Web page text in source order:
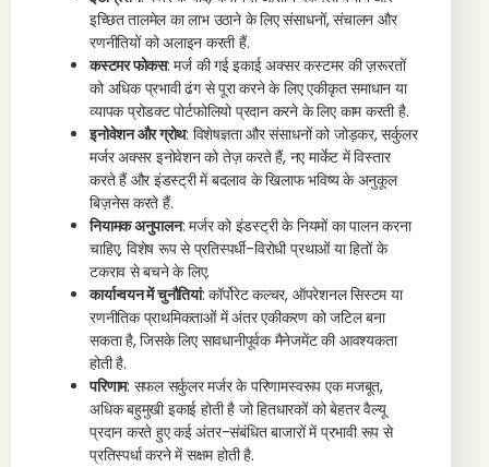
इच्छित तालमेल का लाभ उठाने के लिए संसाधनों, संचालन और
रणनीतियों को अलाइन करती हैं.
कस्टमर फोकस: मर्ज की गई इकाई अक्सर कस्टमर की ज़रूरतों
को अधिक प्रभावी ढंग से पूरा करने के लिए एकीकृत समाधान या
व्यापक प्रोडक्ट पोर्टफोलियो प्रदान करने के लिए काम करती है.
इनोवेशन और ग्रोथ: विशेषज्ञता और संसाधनों को जोड़कर, सर्कुलर
मर्जर अक्सर इनोवेशन को तेज़ करते हैं, नए मार्केट में विस्तार
करते हैं और इंडस्ट्री में बदलाव के खिलाफ भविष्य के अनुकूल
बिज़नेस करते हैं.
नियामक अनुपालन: मर्जर को इंडस्ट्री के नियमों का पालन करना
चाहिए, विशेष रूप से प्रतिस्पर्धी-विरोधी प्रथाओं या हितों के
टकराव से बचने के लिए.
कार्यान्वयन में चुनौतियां: कॉर्पोरेट कल्चर, ऑपरेशनल सिस्टम या
रणनीतिक प्राथमिकताओं में अंतर एकीकरण को जटिल बना
सकता है, जिसके लिए सावधानीपूर्वक मैनेजमेंट की आवश्यकता
होती है.
परिणाम: सफल सर्कुलर मर्जर के परिणामस्वरूप एक मजबूत,
अधिक बहुमुखी इकाई होती है जो हितधारकों को बेहतर वैल्यू
प्रदान करते हुए कई अंतर-संबंधित बाजारों में प्रभावी रूप से
प्रतिस्पर्धा करने में सक्षम होती है.